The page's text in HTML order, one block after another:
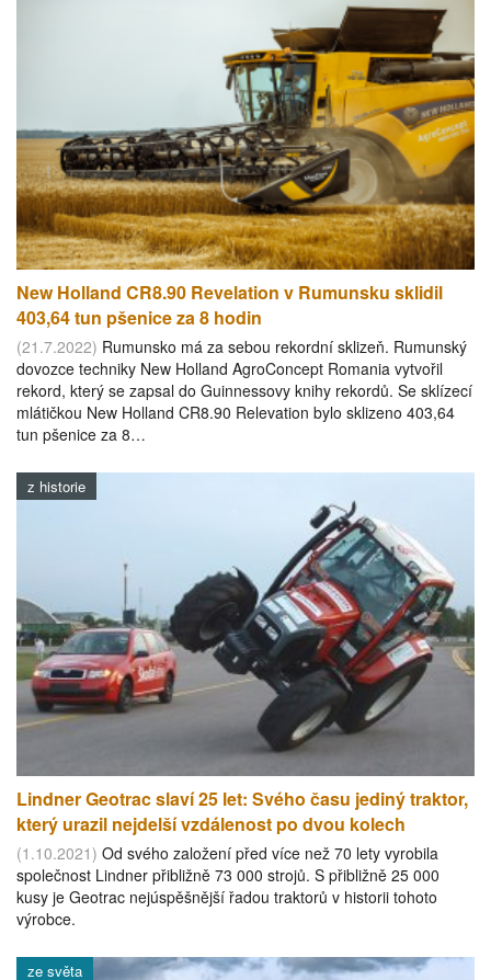
New Holland CR8.90 Revelation v Rumunsku sklidil
403,64 tun pšenice za 8 hodin
(21.7.2022) Rumunsko má za sebou rekordní sklizeň. Rumunský
dovozce techniky New Holland AgroConcept Romania vytvořil
rekord, který se zapsal do Guinnessovy knihy rekordů. Se sklízecí
mlátičkou New Holland CR8.90 Relevation bylo sklizeno 403,64
tun pšenice za 8…
z historie
Lindner Geotrac slaví 25 let: Svého času jediný traktor,
který urazil nejdelší vzdálenost po dvou kolech
(1.10.2021) Od svého založení před více než 70 lety vyrobila
společnost Lindner přibližně 73 000 strojů. S přibližně 25 000
kusy je Geotrac nejúspěšnější řadou traktorů v historii tohoto
výrobce.
ze světa